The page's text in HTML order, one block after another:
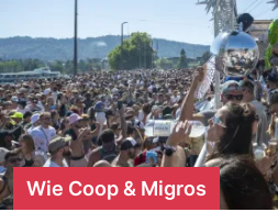
Wie Coop & Migros